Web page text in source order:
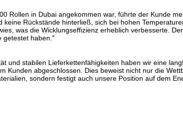
Rollen in Dubai angekommen war, führte der Kunde
keine Rückstände hinterließ, sich bei hohen
was die Wicklungseffizienz erheblich verbesserte.
getestet haben."
und stabilen Lieferkettenfähigkeiten haben wir eine
Kunden abgeschlossen. Dies beweist nicht nur die
sondern festigt auch unsere Position auf dem